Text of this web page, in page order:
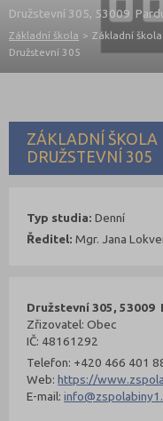
Družstevní 305, 53009
Základní škola > Základní škola
Družstevní 305
ZÁKLADNÍ ŠKOLA
DRUŽSTEVNÍ 305
Družstevní 305,
Zřizovatel: Obec
IČ: 48161292
Telefon: +420 466 401
Web:https://
E-mail:
Typ studia: Denní
Ředitel: Mgr. Jana